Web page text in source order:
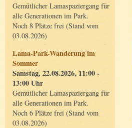
Gemütlicher Lamaspaziergang für
alle Generationen im Park.
Noch 8 Plätze frei (Stand vom
03.08.2026)
Lama-Park-Wanderung im
Sommer
Samstag, 22.08.2026, 11:00 -
13:00 Uhr
Gemütlicher Lamaspaziergang für
alle Generationen im Park.
Noch 6 Plätze frei (Stand vom
03.08.2026)